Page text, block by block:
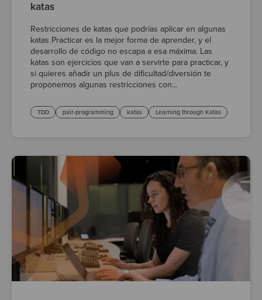
katas
Restricciones de katas que podrías aplicar en algunas
katas Practicar es la mejor forma de aprender, y el
desarrollo de código no escapa a esa máxima. Las
katas son ejercicios que van a servirte para practicar, y
si quieres añadir un plus de dificultad/diversión te
proponemos algunas restricciones con...
TDD pair-programming katas Learning through Katas